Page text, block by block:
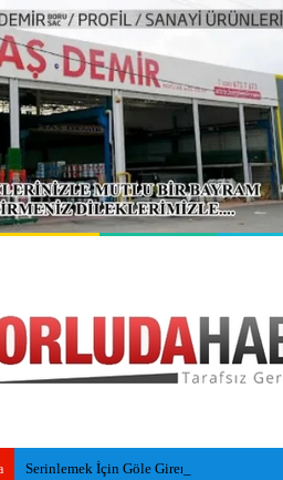
Serinlemek İçin Göle Giren Adamın